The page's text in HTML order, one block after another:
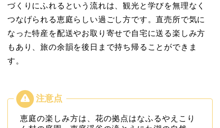
づくりにふれるという流れは、観光と学びを無理なく
つなげられる恵庭らしい過ごし方です。直売所で気に
なった特産を配送やお取り寄せで自宅に送る楽しみ方
もあり、旅の余韻を後日まで持ち帰ることができま
す。
恵庭の楽しみ方は、花の拠点はなふるやえこり